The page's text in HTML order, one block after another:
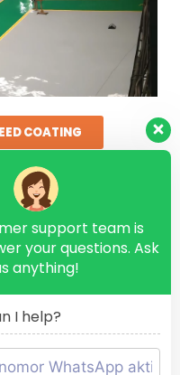
COATING
support team is
your questions. Ask
anything!
I help?